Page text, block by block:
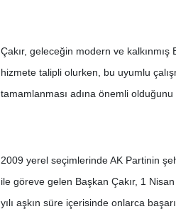
Çakır, geleceğin modern ve kalkınmış
hizmete talipli olurken, bu uyumlu
tamamlanması adına önemli olduğunu
2009 yerel seçimlerinde AK Partinin
ile göreve gelen Başkan Çakır, 1
yılı aşkın süre içerisinde onlarca